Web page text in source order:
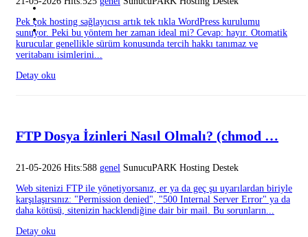
Pek çok hosting sağlayıcısı artık tek tıkla WordPress kurulumu
sunuyor. Peki bu yöntem her zaman ideal mi? Cevap: hayır. Otomatik
kurucular genellikle sürüm konusunda tercih hakkı tanımaz ve
veritabanı isimlerini...
Detay oku
FTP Dosya İzinleri Nasıl Olmalı? (chmod …
21-05-2026 Hits:588 genel SunucuPARK Hosting Destek
Web sitenizi FTP ile yönetiyorsanız, er ya da geç şu uyarılardan biriyle
karşılaşırsınız: "Permission denied", "500 Internal Server Error" ya da
daha kötüsü, sitenizin hacklendiğine dair bir mail. Bu sorunların...
Detay oku